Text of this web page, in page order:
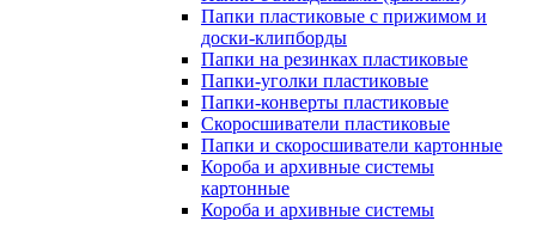
Папки пластиковые с прижимом и
доски-клипборды
Папки на резинках пластиковые
Папки-уголки пластиковые
Папки-конверты пластиковые
Скоросшиватели пластиковые
Папки и скоросшиватели картонные
Короба и архивные системы
картонные
Короба и архивные системы